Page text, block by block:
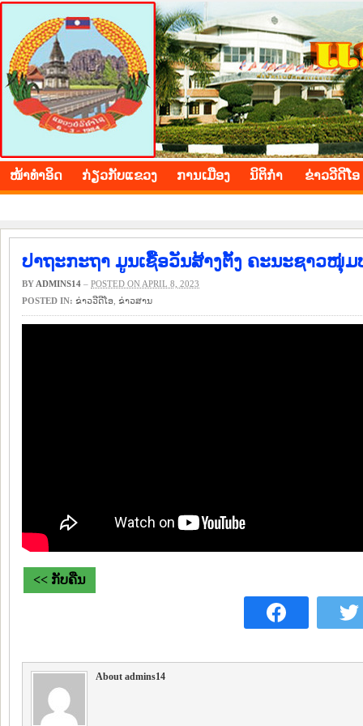
BOLIKHAMXAY PROVINCE
ໜ້າ​ທຳ​ອິດ ​ກ່ຽວ​ກັບ​ແຂວງ ​ການ​ເມືອງ ນິ​ຕິ​ກຳ ຂ່າວ​ວີ​ດີ​ໂອ
ປາຖະກະຖາ ມູນເຊື້ອວັນສ້າງຕັ້ງ ຄະນະຊາວໜຸ່
BY ADMINS14 – POSTED ON APRIL 8, 2023
POSTED IN: ຂ່າວ​ວີ​ດີ​ໂອ ​ຂ່າວ​ສານ
<< ກັບຄືນ
About admins14